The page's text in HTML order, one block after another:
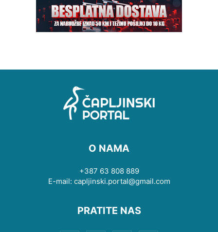
O NAMA
+387 63 808 889
E-mail: capljinski.portal@gmail.com
PRATITE NAS